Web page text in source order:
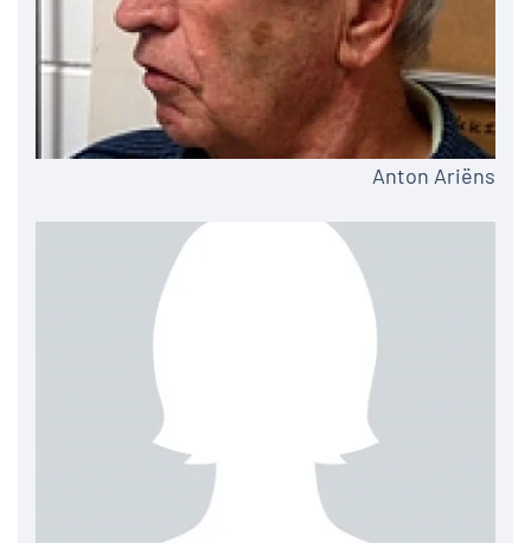
Anton Ariëns